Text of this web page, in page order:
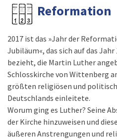
Reformation
2017 ist das »Jahr der
Jubiläum«, das sich auf das
bezieht, die Martin Luther
Schlosskirche von Wittenberg
größten religiösen und
Deutschlands einleitete.
Worum ging es Luther? Seine
der Kirche hinzuweisen und
äußeren Anstrengungen und